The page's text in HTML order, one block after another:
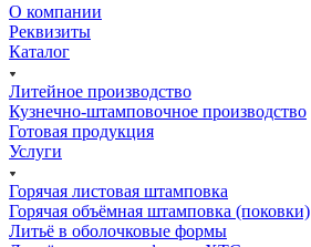
О компании
Реквизиты
Каталог
Литейное производство
Кузнечно-штамповочное производство
Готовая продукция
Услуги
Горячая листовая штамповка
Горячая объёмная штамповка (поковки)
Литьё в оболочковые формы